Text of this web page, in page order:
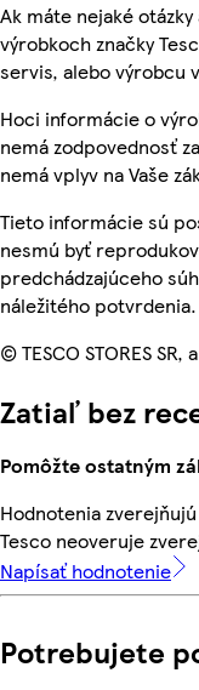
Ak máte nejaké
výrobkoch značky
servis, alebo výrobcu
Hoci informácie o
nemá zodpovednosť
nemá vplyv na Vaše
Tieto informácie sú
nesmú byť
predchádzajúceho
náležitého potvrdenia.
© TESCO STORES SR,
Zatiaľ bez
Pomôžte ostatným
Hodnotenia
Tesco neoveruje
Napísať hodnotenie
Potrebujete